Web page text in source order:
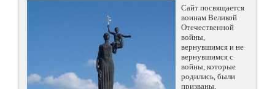
Сайт посвящается
воинам Великой
Отечественной
войны,
вернувшимся и не
вернувшимся с
войны, которые
родились, были
призваны,